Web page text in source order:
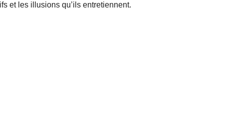
et les illusions qu’ils entretiennent.